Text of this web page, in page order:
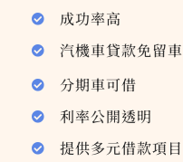
成功率高
汽機車貸款免留車
分期車可借
利率公開透明
提供多元借款項目